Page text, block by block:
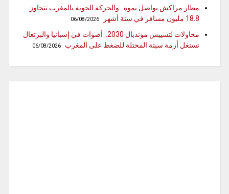
مطار مراكش يواصل نموه.. والحركة الجوية بالمغرب تتجاوز
18.8 مليون مسافر في ستة أشهر
06/08/2026
محاولات لتسييس مونديال 2030.. أصوات في إسبانيا والبرتغال
تستغل أزمة سبتة المحتلة للضغط على المغرب
06/08/2026